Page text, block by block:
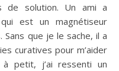
solution. Un ami a
est un magnétiseur
Sans que je le sache, il a
curatives pour m’aider
petit, j’ai ressenti un